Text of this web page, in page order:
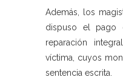
Además, los
dispuso el pago
reparación
víctima, cuyos
sentencia escrita.